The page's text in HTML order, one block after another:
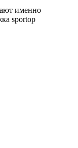
именно
sportop